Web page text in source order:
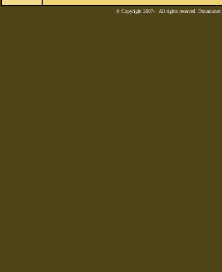
© Copyright 2007- . All rights reserved.